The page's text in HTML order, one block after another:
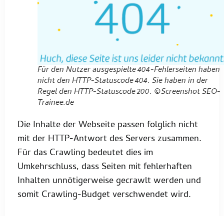
Für den Nutzer ausgespielte 404-Fehlerseiten haben
nicht den HTTP-Statuscode 404. Sie haben in der
Regel den HTTP-Statuscode 200. ©Screenshot SEO-
Trainee.de
Die Inhalte der Webseite passen folglich nicht
mit der HTTP-Antwort des Servers zusammen.
Für das Crawling bedeutet dies im
Umkehrschluss, dass Seiten mit fehlerhaften
Inhalten unnötigerweise gecrawlt werden und
somit Crawling-Budget verschwendet wird.